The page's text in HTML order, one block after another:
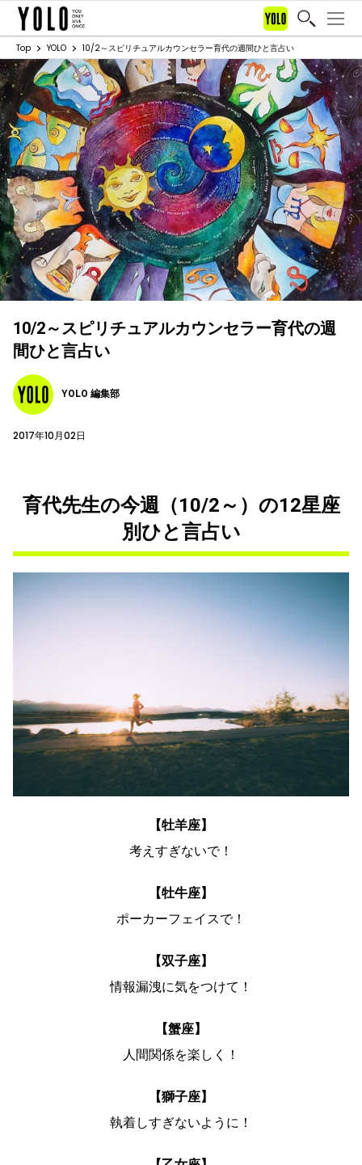
Top YOLO 10/2～スピリチュアルカウンセラー育代の週間ひと言占い
10/2～スピリチュアルカウンセラー育代の週
間ひと言占い
YOLO 編集部
2017年10月02日
育代先生の今週（10/2～）の12星座
別ひと言占い
【牡羊座】
考えすぎないで！
【牡牛座】
ポーカーフェイスで！
【双子座】
情報漏洩に気をつけて！
【蟹座】
人間関係を楽しく！
【獅子座】
執着しすぎないように！